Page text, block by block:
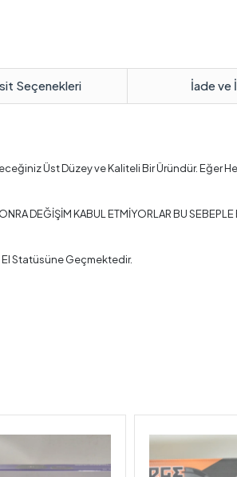
Seçenekleri İade ve
Üst Düzey ve Kaliteli Bir Üründür. Eğer
DEĞİŞİM KABUL ETMİYORLAR BU SEBEPLE
El Statüsüne Geçmektedir.